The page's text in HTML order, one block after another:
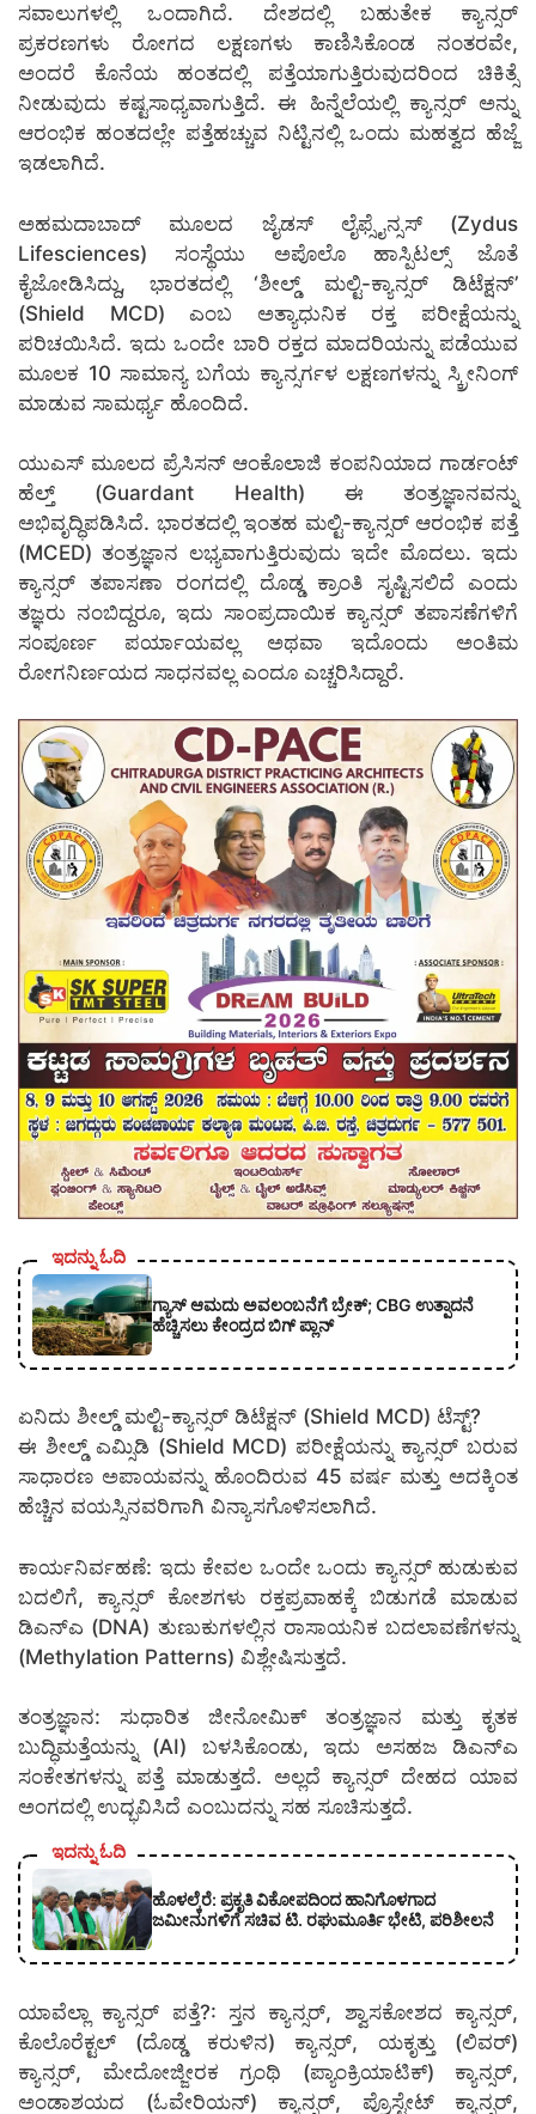
ಸವಾಲುಗಳಲ್ಲಿ ಒಂದಾಗಿದೆ. ದೇಶದಲ್ಲಿ ಬಹುತೇಕ ಕ್ಯಾನ್ಸರ್
ಪ್ರಕರಣಗಳು ರೋಗದ ಲಕ್ಷಣಗಳು ಕಾಣಿಸಿಕೊಂಡ ನಂತರವೇ,
ಅಂದರೆ ಕೊನೆಯ ಹಂತದಲ್ಲಿ ಪತ್ತೆಯಾಗುತ್ತಿರುವುದರಿಂದ ಚಿಕಿತ್ಸೆ
ನೀಡುವುದು ಕಷ್ಟಸಾಧ್ಯವಾಗುತ್ತಿದೆ. ಈ ಹಿನ್ನೆಲೆಯಲ್ಲಿ ಕ್ಯಾನ್ಸರ್ ಅನ್ನು
ಆರಂಭಿಕ ಹಂತದಲ್ಲೇ ಪತ್ತೆಹಚ್ಚುವ ನಿಟ್ಟಿನಲ್ಲಿ ಒಂದು ಮಹತ್ವದ ಹೆಜ್ಜೆ
ಇಡಲಾಗಿದೆ.
ಅಹಮದಾಬಾದ್ ಮೂಲದ ಜೈಡಸ್ ಲೈಫ್ಸೈನ್ಸಸ್ (Zydus
Lifesciences) ಸಂಸ್ಥೆಯು ಅಪೊಲೊ ಹಾಸ್ಪಿಟಲ್ಸ್ ಜೊತೆ
ಕೈಜೋಡಿಸಿದ್ದು, ಭಾರತದಲ್ಲಿ ‘ಶೀಲ್ಡ್ ಮಲ್ಟಿ-ಕ್ಯಾನ್ಸರ್ ಡಿಟೆಕ್ಷನ್’
(Shield MCD) ಎಂಬ ಅತ್ಯಾಧುನಿಕ ರಕ್ತ ಪರೀಕ್ಷೆಯನ್ನು
ಪರಿಚಯಿಸಿದೆ. ಇದು ಒಂದೇ ಬಾರಿ ರಕ್ತದ ಮಾದರಿಯನ್ನು ಪಡೆಯುವ
ಮೂಲಕ 10 ಸಾಮಾನ್ಯ ಬಗೆಯ ಕ್ಯಾನ್ಸರ್ಗಳ ಲಕ್ಷಣಗಳನ್ನು ಸ್ಕ್ರೀನಿಂಗ್
ಮಾಡುವ ಸಾಮರ್ಥ್ಯ ಹೊಂದಿದೆ.
ಯುಎಸ್ ಮೂಲದ ಪ್ರೆಸಿಸನ್ ಆಂಕೊಲಾಜಿ ಕಂಪನಿಯಾದ ಗಾರ್ಡಂಟ್
ಹೆಲ್ತ್ (Guardant Health) ಈ ತಂತ್ರಜ್ಞಾನವನ್ನು
ಅಭಿವೃದ್ಧಿಪಡಿಸಿದೆ. ಭಾರತದಲ್ಲಿ ಇಂತಹ ಮಲ್ಟಿ-ಕ್ಯಾನ್ಸರ್ ಆರಂಭಿಕ ಪತ್ತೆ
(MCED) ತಂತ್ರಜ್ಞಾನ ಲಭ್ಯವಾಗುತ್ತಿರುವುದು ಇದೇ ಮೊದಲು. ಇದು
ಕ್ಯಾನ್ಸರ್ ತಪಾಸಣಾ ರಂಗದಲ್ಲಿ ದೊಡ್ಡ ಕ್ರಾಂತಿ ಸೃಷ್ಟಿಸಲಿದೆ ಎಂದು
ತಜ್ಞರು ನಂಬಿದ್ದರೂ, ಇದು ಸಾಂಪ್ರದಾಯಿಕ ಕ್ಯಾನ್ಸರ್ ತಪಾಸಣೆಗಳಿಗೆ
ಸಂಪೂರ್ಣ ಪರ್ಯಾಯವಲ್ಲ ಅಥವಾ ಇದೊಂದು ಅಂತಿಮ
ರೋಗನಿರ್ಣಯದ ಸಾಧನವಲ್ಲ ಎಂದೂ ಎಚ್ಚರಿಸಿದ್ದಾರೆ.
ಇದನ್ನು ಓದಿ
ಗ್ಯಾಸ್ ಆಮದು ಅವಲಂಬನೆಗೆ ಬ್ರೇಕ್; CBG ಉತ್ಪಾದನೆ
ಹೆಚ್ಚಿಸಲು ಕೇಂದ್ರದ ಬಿಗ್ ಪ್ಲಾನ್
ಏನಿದು ಶೀಲ್ಡ್ ಮಲ್ಟಿ-ಕ್ಯಾನ್ಸರ್ ಡಿಟೆಕ್ಷನ್ (Shield MCD) ಟೆಸ್ಟ್?
ಈ ಶೀಲ್ಡ್ ಎಮ್ಸಿಡಿ (Shield MCD) ಪರೀಕ್ಷೆಯನ್ನು ಕ್ಯಾನ್ಸರ್ ಬರುವ
ಸಾಧಾರಣ ಅಪಾಯವನ್ನು ಹೊಂದಿರುವ 45 ವರ್ಷ ಮತ್ತು ಅದಕ್ಕಿಂತ
ಹೆಚ್ಚಿನ ವಯಸ್ಸಿನವರಿಗಾಗಿ ವಿನ್ಯಾಸಗೊಳಿಸಲಾಗಿದೆ.
ಕಾರ್ಯನಿರ್ವಹಣೆ: ಇದು ಕೇವಲ ಒಂದೇ ಒಂದು ಕ್ಯಾನ್ಸರ್ ಹುಡುಕುವ
ಬದಲಿಗೆ, ಕ್ಯಾನ್ಸರ್ ಕೋಶಗಳು ರಕ್ತಪ್ರವಾಹಕ್ಕೆ ಬಿಡುಗಡೆ ಮಾಡುವ
ಡಿಎನ್ಎ (DNA) ತುಣುಕುಗಳಲ್ಲಿನ ರಾಸಾಯನಿಕ ಬದಲಾವಣೆಗಳನ್ನು
(Methylation Patterns) ವಿಶ್ಲೇಷಿಸುತ್ತದೆ.
ತಂತ್ರಜ್ಞಾನ: ಸುಧಾರಿತ ಜೀನೋಮಿಕ್ ತಂತ್ರಜ್ಞಾನ ಮತ್ತು ಕೃತಕ
ಬುದ್ಧಿಮತ್ತೆಯನ್ನು (AI) ಬಳಸಿಕೊಂಡು, ಇದು ಅಸಹಜ ಡಿಎನ್ಎ
ಸಂಕೇತಗಳನ್ನು ಪತ್ತೆ ಮಾಡುತ್ತದೆ. ಅಲ್ಲದೆ ಕ್ಯಾನ್ಸರ್ ದೇಹದ ಯಾವ
ಅಂಗದಲ್ಲಿ ಉದ್ಭವಿಸಿದೆ ಎಂಬುದನ್ನು ಸಹ ಸೂಚಿಸುತ್ತದೆ.
ಇದನ್ನು ಓದಿ
ಹೊಳಲ್ಕೆರೆ: ಪ್ರಕೃತಿ ವಿಕೋಪದಿಂದ ಹಾನಿಗೊಳಗಾದ
ಜಮೀನುಗಳಿಗೆ ಸಚಿವ ಟಿ. ರಘುಮೂರ್ತಿ ಭೇಟಿ, ಪರಿಶೀಲನೆ
ಯಾವೆಲ್ಲಾ ಕ್ಯಾನ್ಸರ್ ಪತ್ತೆ?: ಸ್ತನ ಕ್ಯಾನ್ಸರ್, ಶ್ವಾಸಕೋಶದ ಕ್ಯಾನ್ಸರ್,
ಕೊಲೊರೆಕ್ಟಲ್ (ದೊಡ್ಡ ಕರುಳಿನ) ಕ್ಯಾನ್ಸರ್, ಯಕೃತ್ತು (ಲಿವರ್)
ಕ್ಯಾನ್ಸರ್, ಮೇದೋಜ್ಜೀರಕ ಗ್ರಂಥಿ (ಪ್ಯಾಂಕ್ರಿಯಾಟಿಕ್) ಕ್ಯಾನ್ಸರ್,
ಅಂಡಾಶಯದ (ಓವೇರಿಯನ್) ಕ್ಯಾನ್ಸರ್, ಪ್ರೊಸ್ಟೇಟ್ ಕ್ಯಾನ್ಸರ್,